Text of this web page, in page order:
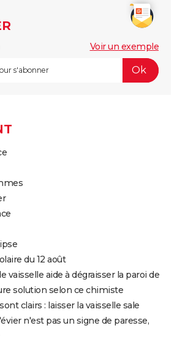
Voir un exemple
du 12 août
vaisselle aide à dégraisser la paroi de
solution selon ce chimiste
clairs : laisser la vaisselle sale
n'est pas un signe de paresse,